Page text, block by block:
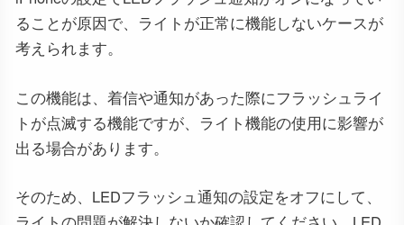
ることが原因で、ライトが正常に機能しないケースが
考えられます。
この機能は、着信や通知があった際にフラッシュライ
トが点滅する機能ですが、ライト機能の使用に影響が
出る場合があります。
そのため、LEDフラッシュ通知の設定をオフにして、